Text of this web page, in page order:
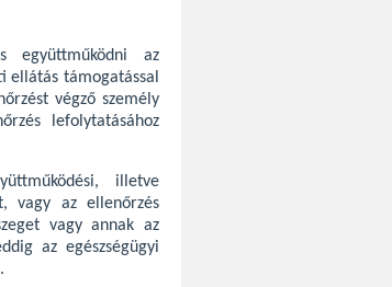
együttműködni az
ellátás támogatással
végző személy
lefolytatásához
illetve
vagy az ellenőrzés
vagy annak az
az egészségügyi